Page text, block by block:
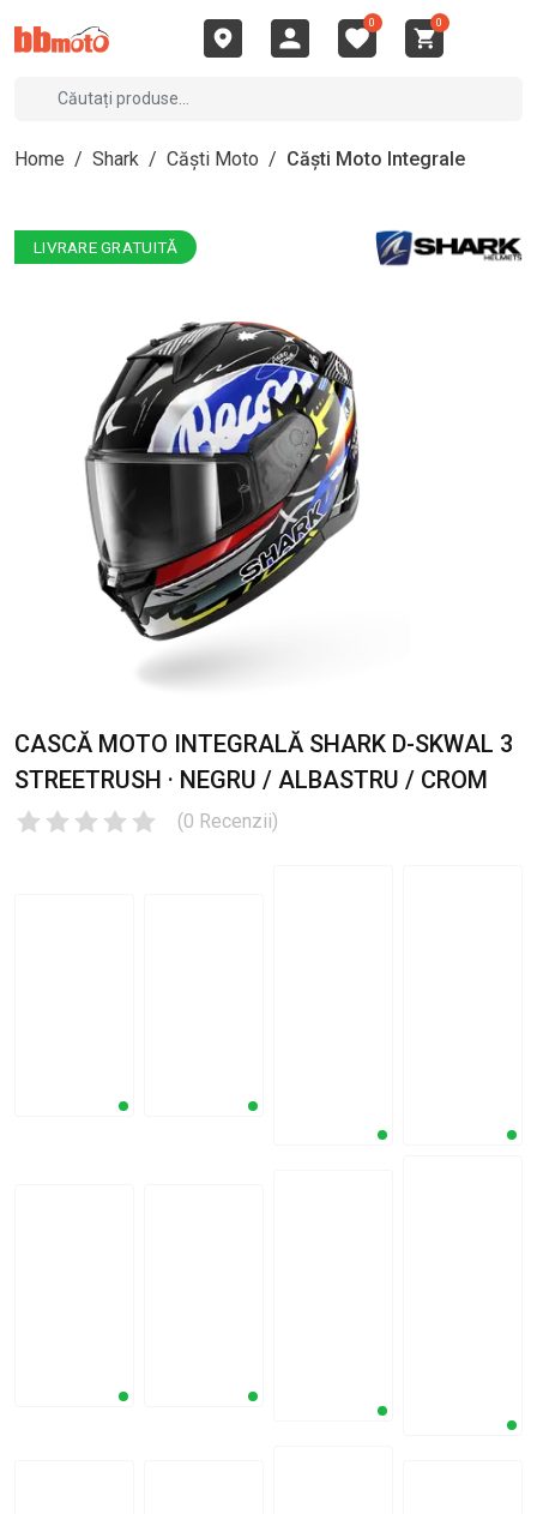
0 0
Home / Shark / Căști Moto / Căști Moto Integrale
LIVRARE GRATUITĂ
CASCĂ MOTO INTEGRALĂ SHARK D-SKWAL 3
STREETRUSH · NEGRU / ALBASTRU / CROM
(0 Recenzii)